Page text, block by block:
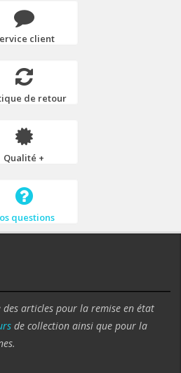
client
de retour
Qualité +
questions
des articles pour la remise en état
de collection ainsi que pour la